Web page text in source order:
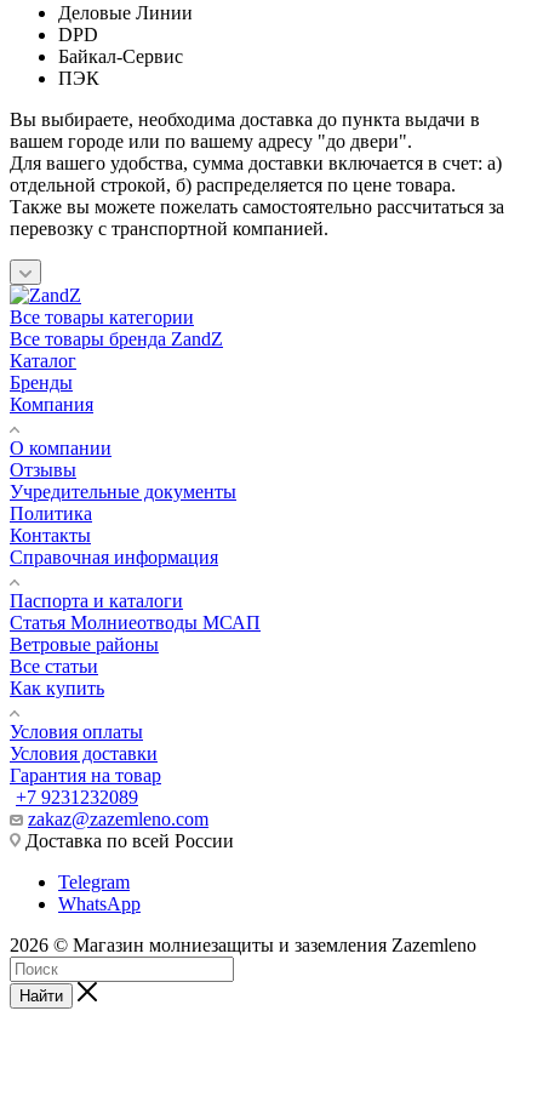
Деловые Линии
DPD
Байкал-Сервис
ПЭК
Вы выбираете, необходима доставка до пункта выдачи в
вашем городе или по вашему адресу "до двери".
Для вашего удобства, сумма доставки включается в счет: а)
отдельной строкой, б) распределяется по цене товара.
Также вы можете пожелать самостоятельно рассчитаться за
перевозку с транспортной компанией.
Все товары категории
Все товары бренда ZandZ
Каталог
Бренды
Компания
О компании
Отзывы
Учредительные документы
Политика
Контакты
Справочная информация
Паспорта и каталоги
Статья Молниеотводы МСАП
Ветровые районы
Все статьи
Как купить
Условия оплаты
Условия доставки
Гарантия на товар
+7 9231232089
zakaz@zazemleno.com
Доставка по всей России
Telegram
WhatsApp
2026 © Магазин молниезащиты и заземления Zazemleno
Найти